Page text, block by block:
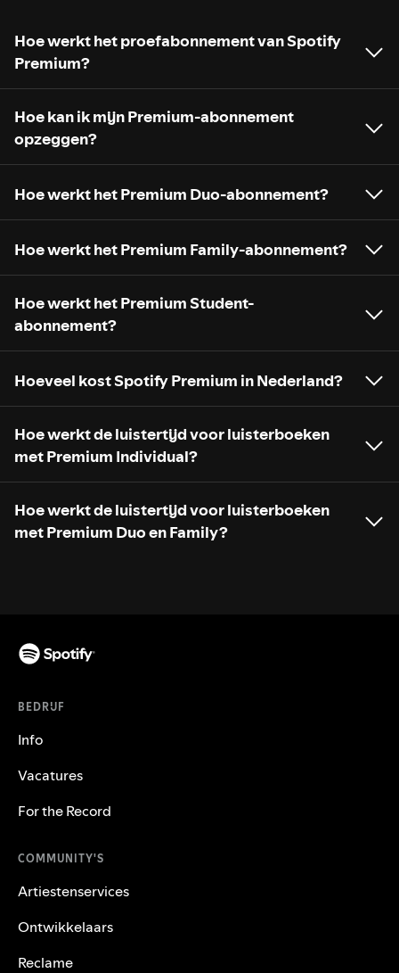
Hoe werkt het proefabonnement van Spotify
Premium?
Hoe kan ik mijn Premium-abonnement
opzeggen?
Hoe werkt het Premium Duo-abonnement?
Hoe werkt het Premium Family-abonnement?
Hoe werkt het Premium Student-
abonnement?
Hoeveel kost Spotify Premium in Nederland?
Hoe werkt de luistertijd voor luisterboeken
met Premium Individual?
Hoe werkt de luistertijd voor luisterboeken
met Premium Duo en Family?
BEDRIJF
Info
Vacatures
For the Record
COMMUNITY'S
Artiestenservices
Ontwikkelaars
Reclame